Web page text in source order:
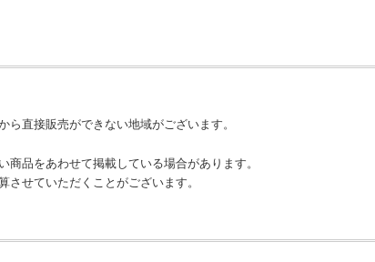
直接販売ができない地域がございます。
品をあわせて掲載している場合があります。
せていただくことがございます。